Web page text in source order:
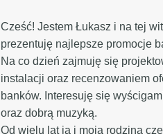
Cześć! Jestem Łukasz i na tej
prezentuję najlepsze promocje
Na co dzień zajmuję się
instalacji oraz recenzowaniem
banków. Interesuję się
oraz dobrą muzyką.
Od wielu lat ja i moja rodzina